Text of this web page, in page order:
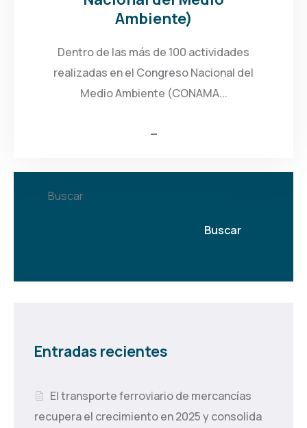
Ambiente)
Dentro de las más de 100 actividades
realizadas en el Congreso Nacional del
Medio Ambiente (CONAMA...
Buscar
Buscar
Entradas recientes
El transporte ferroviario de mercancías
recupera el crecimiento en 2025 y consolida